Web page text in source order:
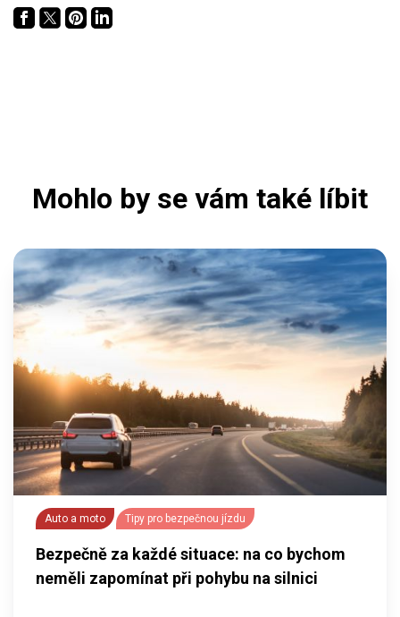
Mohlo by se vám také líbit
Auto a moto Tipy pro bezpečnou jízdu
Bezpečně za každé situace: na co bychom
neměli zapomínat při pohybu na silnici